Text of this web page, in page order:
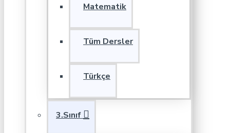
Matematik
Tüm Dersler
Türkçe
3.Sınıf